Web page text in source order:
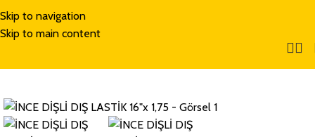
Skip to navigation
Skip to main content